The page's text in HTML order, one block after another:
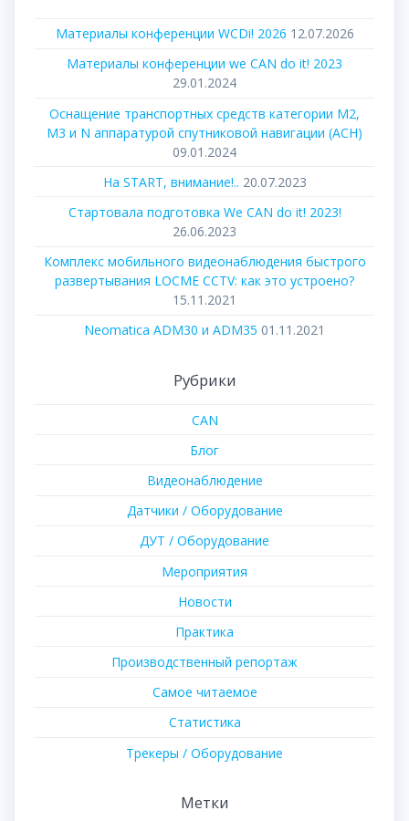
Материалы конференции WCDi! 2026 12.07.2026
Материалы конференции we CAN do it! 2023
29.01.2024
Оснащение транспортных средств категории М2,
М3 и N аппаратурой спутниковой навигации (АСН)
09.01.2024
На START, внимание!.. 20.07.2023
Стартовала подготовка We CAN do it! 2023!
26.06.2023
Комплекс мобильного видеонаблюдения быстрого
развертывания LOCME CCTV: как это устроено?
15.11.2021
Neomatica ADM30 и ADM35 01.11.2021
Рубрики
CAN
Блог
Видеонаблюдение
Датчики / Оборудование
ДУТ / Оборудование
Мероприятия
Новости
Практика
Производственный репортаж
Самое читаемое
Статистика
Трекеры / Оборудование
Метки